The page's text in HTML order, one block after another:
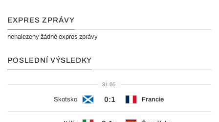
EXPRES ZPRÁVY
nenalezeny žádné expres zprávy
POSLEDNÍ VÝSLEDKY
31.05.
Skotsko 0:1 Francie